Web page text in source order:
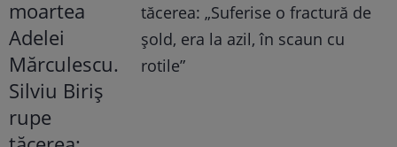
tăcerea: „Suferise o fractură de
șold, era la azil, în scaun cu
rotile”